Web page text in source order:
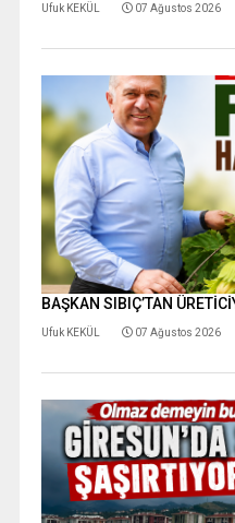
Ufuk KEKÜL 07 Ağustos 2026
BAŞKAN SIBIÇ’TAN
Ufuk KEKÜL 07 Ağustos 2026